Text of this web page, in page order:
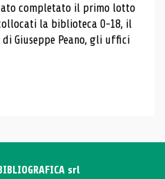
completato il primo lotto
la biblioteca 0-18, il
Giuseppe Peano, gli uffici
srl